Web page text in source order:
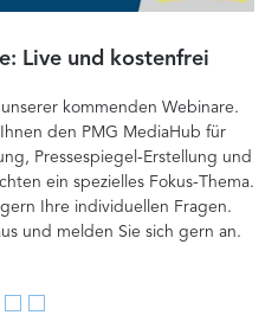
Live und kostenfrei
kommenden Webinare.
den PMG MediaHub für
Pressespiegel-Erstellung und
ein spezielles Fokus-Thema.
Ihre individuellen Fragen.
und melden Sie sich gern an.
GoGo